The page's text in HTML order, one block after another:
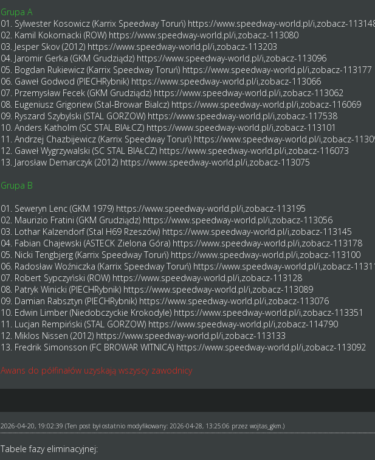
Grupa A
01. Sylwester Kosowicz (Karrix Speedway Toruń) https://www.speedway-world.pl/i,zobacz-
02. Kamil Kokornacki (ROW) https://www.speedway-world.pl/i,zobacz-113080
03. Jesper Skov (2012) https://www.speedway-world.pl/i,zobacz-113203
04. Jaromir Gerka (GKM Grudziądz) https://www.speedway-world.pl/i,zobacz-113096
05. Bogdan Rukiewicz (Karrix Speedway Toruń) https://www.speedway-world.pl/i,zobacz-113177
06. Gaweł Godwod (PIECHRybnik) https://www.speedway-world.pl/i,zobacz-113066
07. Przemysław Fecek (GKM Grudziądz) https://www.speedway-world.pl/i,zobacz-113062
08. Eugeniusz Grigoriew (Stal-Browar Bialcz) https://www.speedway-world.pl/i,zobacz-116069
09. Ryszard Szybylski (STAL GORZOW) https://www.speedway-world.pl/i,zobacz-117538
10. Anders Katholm (SC STAL BIAŁCZ) https://www.speedway-world.pl/i,zobacz-113101
11. Andrzej Chazbijewicz (Karrix Speedway Toruń) https://www.speedway-world.pl/i,zobacz-
12. Gaweł Wygrzywalski (SC STAL BIAŁCZ) https://www.speedway-world.pl/i,zobacz-116073
13. Jarosław Demarczyk (2012) https://www.speedway-world.pl/i,zobacz-113075
Grupa B
01. Seweryn Lenc (GKM 1979) https://www.speedway-world.pl/i,zobacz-113195
02. Maurizio Fratini (GKM Grudziądz) https://www.speedway-world.pl/i,zobacz-113056
03. Lothar Kalzendorf (Stal H69 Rzeszów) https://www.speedway-world.pl/i,zobacz-113145
04. Fabian Chajewski (ASTECK Zielona Góra) https://www.speedway-world.pl/i,zobacz-113178
05. Nicki Tengbjerg (Karrix Speedway Toruń) https://www.speedway-world.pl/i,zobacz-113100
06. Radosław Woźniczka (Karrix Speedway Toruń) https://www.speedway-world.pl/i,zobacz-
07. Robert Sypczyński (ROW) https://www.speedway-world.pl/i,zobacz-113128
08. Patryk Winicki (PIECHRybnik) https://www.speedway-world.pl/i,zobacz-113089
09. Damian Rabsztyn (PIECHRybnik) https://www.speedway-world.pl/i,zobacz-113076
10. Edwin Limber (Niedobczyckie Krokodyle) https://www.speedway-world.pl/i,zobacz-113351
11. Lucjan Rempiński (STAL GORZOW) https://www.speedway-world.pl/i,zobacz-114790
12. Miklos Nissen (2012) https://www.speedway-world.pl/i,zobacz-113133
13. Fredrik Simonsson (FC BROWAR WITNICA) https://www.speedway-world.pl/i,zobacz-113092
Awans do półfinałów uzyskają wszyscy zawodnicy
2026-04-20, 19:02:39 (Ten post był ostatnio modyfikowany: 2026-04-28, 13:25:06 przez wojtas_gkm.)
Tabele fazy eliminacyjnej: